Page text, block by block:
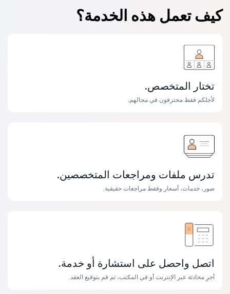
كيف تعمل هذه الخدمة؟
تختار المتخصص.
لأجلكم فقط محترفون في مجالهم.
تدرس ملفات ومراجعات المتخصصين.
صور، خدمات، أسعار وفقط مراجعات حقيقية.
اتصل واحصل على استشارة أو خدمة.
أجرِ محادثة عبر الإنترنت أو في المكتب، ثم قم بتوقيع العقد.